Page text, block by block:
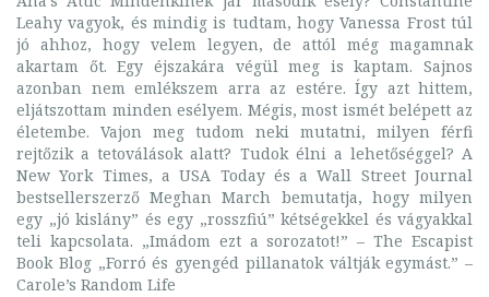
Leahy vagyok, és mindig is tudtam, hogy Vanessa Frost túl
jó ahhoz, hogy velem legyen, de attól még magamnak
akartam őt. Egy éjszakára végül meg is kaptam. Sajnos
azonban nem emlékszem arra az estére. Így azt hittem,
eljátszottam minden esélyem. Mégis, most ismét belépett az
életembe. Vajon meg tudom neki mutatni, milyen férfi
rejtőzik a tetoválások alatt? Tudok élni a lehetőséggel? A
New York Times, a USA Today és a Wall Street Journal
bestsellerszerző Meghan March bemutatja, hogy milyen
egy „jó kislány” és egy „rosszfiú” kétségekkel és vágyakkal
teli kapcsolata. „Imádom ezt a sorozatot!” – The Escapist
Book Blog „Forró és gyengéd pillanatok váltják egymást.” –
Carole’s Random Life